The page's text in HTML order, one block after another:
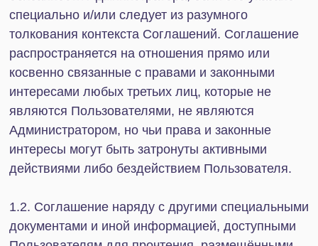
иной информацией, доступными Пользователям
для прочтения, размещёнными Администратором
в соответствующих разделах Сайта в прошлом, в
настоящее время или в будущем, касающимися
функционирования Сайта, условия
использования Сайта, совершения отдельных
порядок взаимодействия Администратора с
Пользователями), в связи с чем Пользователь,
начавший использовать Сайт, его услуги,
разделы, сервисы, возможности и инструменты,
считается заключившей договор путём
выше полном и безоговорочном принятии
условий договора, которые оформлены в виде
Соглашения.